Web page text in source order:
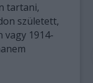
tartani,
született,
vagy 1914-